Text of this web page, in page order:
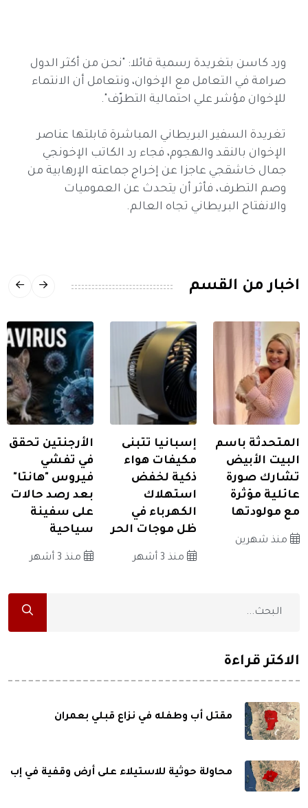
ورد كاسن بتغريدة رسمية قائلا: "نحن من أكثر الدول
صرامة في التعامل مع الإخوان، ونتعامل أن الانتماء
للإخوان مؤشر علي احتمالية التطرّف".
تغريدة السفير البريطاني المباشرة قابلتها عناصر
الإخوان بالنقد والهجوم، فجاء رد الكاتب الإخونجي
جمال خاشقجي عاجزا عن إخراج جماعته الإرهابية من
وصم التطرف، فأثر أن يتحدث عن العموميات
والانفتاح البريطاني تجاه العالم.
اخبار من القسم
المتحدثة باسم
البيت الأبيض
تشارك صورة
عائلية مؤثرة
مع مولودتها
منذ شهرين
إسبانيا تتبنى
مكيفات هواء
ذكية لخفض
استهلاك
الكهرباء في
ظل موجات الحر
منذ 3 أشهر
الأرجنتين تحقق
في تفشي
فيروس "هانتا"
بعد رصد حالات
على سفينة
سياحية
منذ 3 أشهر
الاكثر قراءة
مقتل أب وطفله في نزاع قبلي بعمران
محاولة حوثية للاستيلاء على أرض وقفية في إب